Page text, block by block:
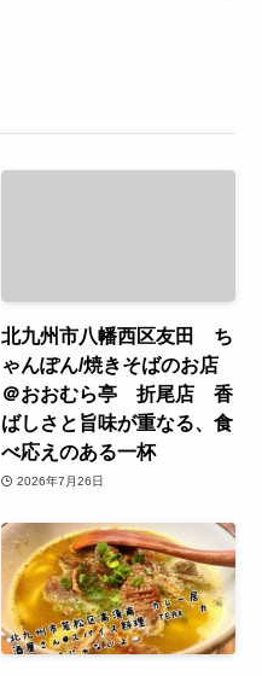
北九州市八幡西区友田 ち
ゃんぽん/焼きそばのお店
＠おおむら亭 折尾店 香
ばしさと旨味が重なる、食
べ応えのある一杯
2026年7月26日